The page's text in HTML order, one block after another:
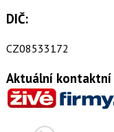
DIČ:
CZ08533172
Aktuální kontaktní